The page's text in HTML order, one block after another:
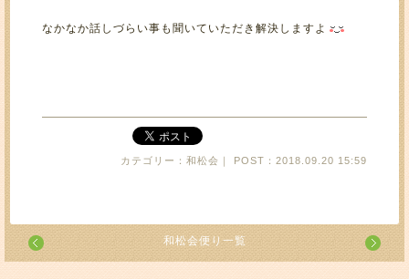
なかなか話しづらい事も聞いていただき解決しますよ
カテゴリー：和松会｜ POST：2018.09.20 15:59
和松会便り一覧